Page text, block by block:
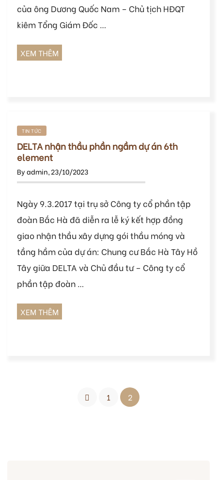
của ông Dương Quốc Nam – Chủ tịch HĐQT
kiêm Tổng Giám Đốc …
XEM THÊM
TIN TỨC
DELTA nhận thầu phần ngầm dự án 6th
element
Byadmin,23/10/2023
Ngày 9.3.2017 tại trụ sở Công ty cổ phần tập
đoàn Bắc Hà đã diễn ra lễ ký kết hợp đồng
giao nhận thầu xây dựng gói thầu móng và
tầng hầm của dự án: Chung cư Bắc Hà Tây Hồ
Tây giữa DELTA và Chủ đầu tư – Công ty cổ
phần tập đoàn …
XEM THÊM
1 2